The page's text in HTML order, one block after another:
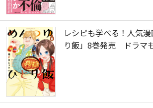
レシピも学べる！人気
り飯」8巻発売 ドラマ